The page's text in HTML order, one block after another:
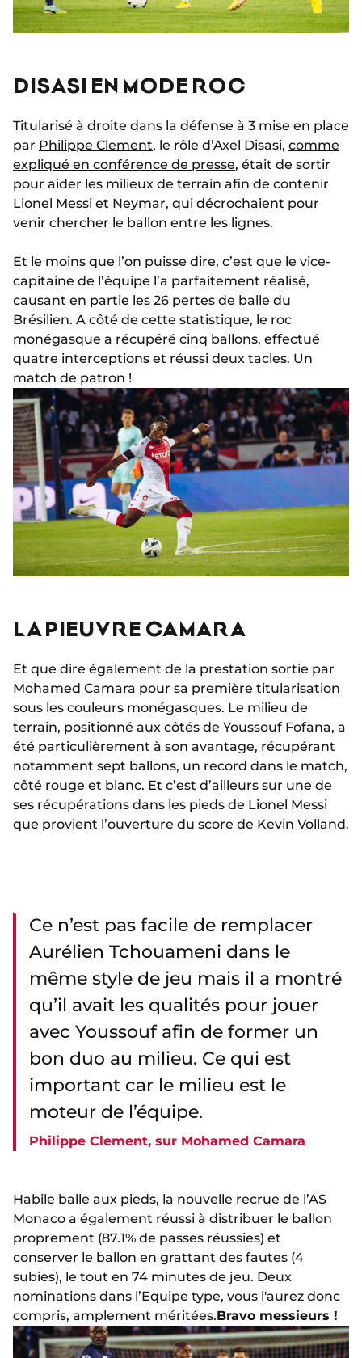
DISASI EN MODE ROC
Titularisé à droite dans la défense à 3 mise en place
par Philippe Clement, le rôle d’Axel Disasi, comme
expliqué en conférence de presse, était de sortir
pour aider les milieux de terrain afin de contenir
Lionel Messi et Neymar, qui décrochaient pour
venir chercher le ballon entre les lignes.
Et le moins que l’on puisse dire, c’est que le vice-
capitaine de l’équipe l’a parfaitement réalisé,
causant en partie les 26 pertes de balle du
Brésilien. A côté de cette statistique, le roc
monégasque a récupéré cinq ballons, effectué
quatre interceptions et réussi deux tacles. Un
match de patron !
LA PIEUVRE CAMARA
Et que dire également de la prestation sortie par
Mohamed Camara pour sa première titularisation
sous les couleurs monégasques. Le milieu de
terrain, positionné aux côtés de Youssouf Fofana, a
été particulièrement à son avantage, récupérant
notamment sept ballons, un record dans le match,
côté rouge et blanc. Et c’est d’ailleurs sur une de
ses récupérations dans les pieds de Lionel Messi
que provient l’ouverture du score de Kevin Volland.
Ce n’est pas facile de remplacer
Aurélien Tchouameni dans le
même style de jeu mais il a montré
qu’il avait les qualités pour jouer
avec Youssouf afin de former un
bon duo au milieu. Ce qui est
important car le milieu est le
moteur de l’équipe.
Philippe Clement, sur Mohamed Camara
Habile balle aux pieds, la nouvelle recrue de l’AS
Monaco a également réussi à distribuer le ballon
proprement (87.1% de passes réussies) et
conserver le ballon en grattant des fautes (4
subies), le tout en 74 minutes de jeu. Deux
nominations dans l’Equipe type, vous l'aurez donc
compris, amplement méritées.Bravo messieurs !